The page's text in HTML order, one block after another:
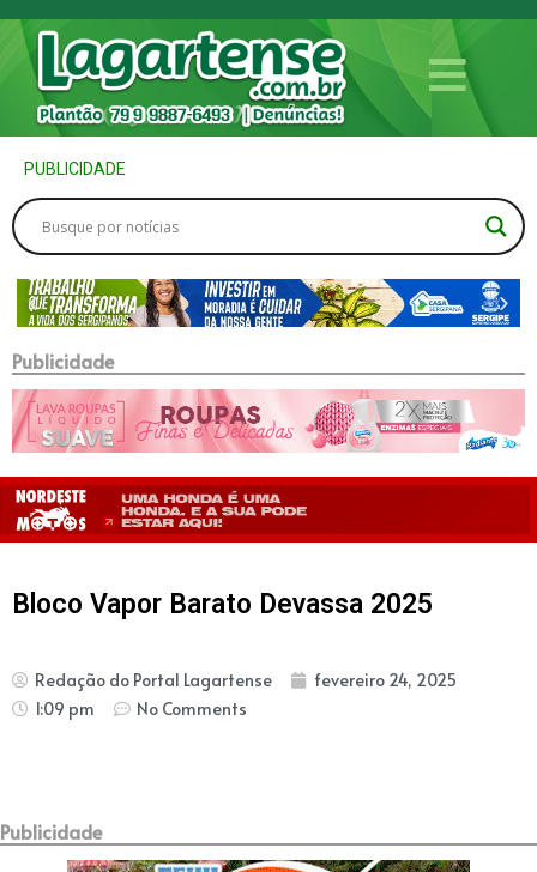
PUBLICIDADE
Publicidade
Bloco Vapor Barato Devassa 2025
Redação do Portal Lagartense
fevereiro 24, 2025
1:09 pm
No Comments
Publicidade